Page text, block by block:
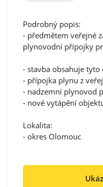
Podrobný popis:
- předmětem veřejné
plynovodní přípojky
- stavba obsahuje tyto
- přípojka plynu z
- nadzemní plynovod
- nové vytápění
Lokalita:
- okres Olomouc